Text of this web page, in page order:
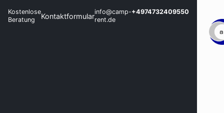
Kostenlose
Beratung
Kontaktformularinfo@camp-
rent.de
+4974732409550